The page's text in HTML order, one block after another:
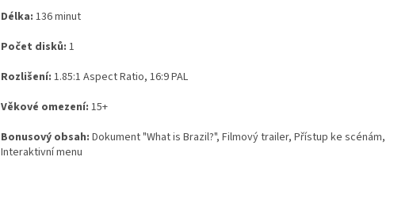
Délka: 136 minut
Počet disků: 1
Rozlišení: 1.85:1 Aspect Ratio, 16:9 PAL
Věkové omezení: 15+
Bonusový obsah: Dokument "What is Brazil?", Filmový trailer, Přístup ke scénám,
Interaktivní menu